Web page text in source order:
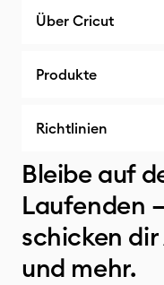
Über Cricut
Produkte
Richtlinien
Bleibe auf
Laufenden
schicken
und mehr.